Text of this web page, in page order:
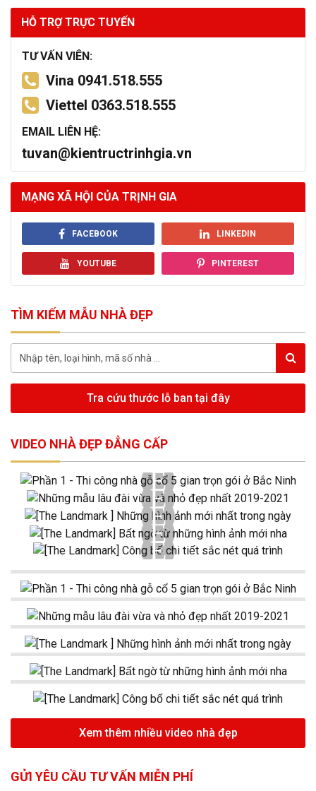
HỖ TRỢ TRỰC TUYẾN
TƯ VẤN VIÊN:
Vina 0941.518.555
Viettel 0363.518.555
EMAIL LIÊN HỆ:
tuvan@kientructrinhgia.vn
MẠNG XÃ HỘI CỦA TRỊNH GIA
FACEBOOK LINKEDIN
YOUTUBE PINTEREST
TÌM KIẾM MẪU NHÀ ĐẸP
Tra cứu thước lỗ ban tại đây
VIDEO NHÀ ĐẸP ĐẲNG CẤP
Xem thêm nhiều video nhà đẹp
GỬI YÊU CẦU TƯ VẤN MIỄN PHÍ